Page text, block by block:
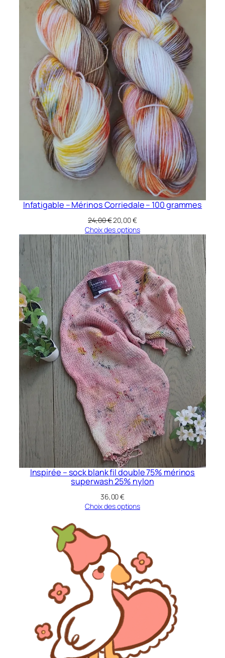
Infatigable – Mérinos Corriedale – 100 grammes
24,00€Le
prix
initial
était :
24,00 €.
20,00€Le
prix
actuel
est :
20,00 €.
Choix des options
Inspirée – sock blank fil double 75% mérinos
superwash 25% nylon
36,00€
Choix des options